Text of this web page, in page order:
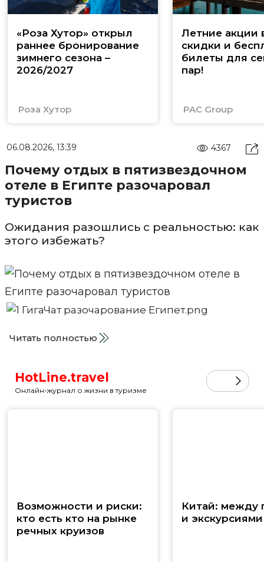
«Роза Хутор» открыл
раннее бронирование
зимнего сезона –
2026/2027
Роза Хутор
Летние акции
скидки и
билеты для
пар!
PAC Group
06.08.2026, 13:39 4367
Почему отдых в пятизвездочном
отеле в Египте разочаровал
туристов
Ожидания разошлись с реальностью: как
этого избежать?
Читать полностью
HotLine.travel
Онлайн-журнал о жизни в туризме
Возможности и риски:
кто есть кто на рынке
речных круизов
Китай: между
и экскурсиями